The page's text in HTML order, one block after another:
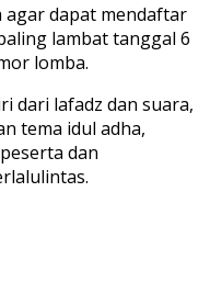
agar dapat mendaftar
lambat tanggal 6
lomba.
dari lafadz dan suara,
tema idul adha,
dan